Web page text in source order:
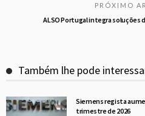
PRÓXIMO
ALSO Portugal integra soluções
Também lhe pode
Siemens regista
trimestre de 2026